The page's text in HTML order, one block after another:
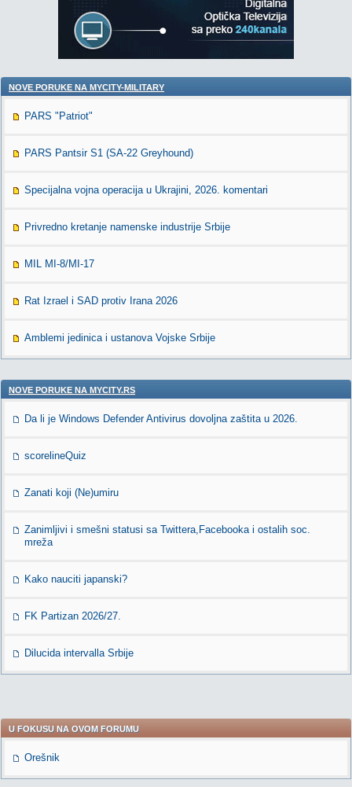
NOVE PORUKE NA MYCITY-MILITARY
PARS "Patriot"
PARS Pantsir S1 (SA-22 Greyhound)
Specijalna vojna operacija u Ukrajini, 2026. komentari
Privredno kretanje namenske industrije Srbije
MIL MI-8/MI-17
Rat Izrael i SAD protiv Irana 2026
Amblemi jedinica i ustanova Vojske Srbije
NOVE PORUKE NA MYCITY.RS
Da li je Windows Defender Antivirus dovoljna zaštita u 2026.
scorelineQuiz
Zanati koji (Ne)umiru
Zanimljivi i smešni statusi sa Twittera,Facebooka i ostalih soc.
mreža
Kako nauciti japanski?
FK Partizan 2026/27.
Dilucida intervalla Srbije
U FOKUSU NA OVOM FORUMU
Orešnik